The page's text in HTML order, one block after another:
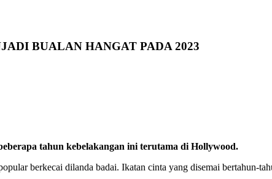
BUALAN HANGAT PADA 2023
tahun kebelakangan ini terutama di Hollywood.
berkecai dilanda badai. Ikatan cinta yang disemai bertahun-